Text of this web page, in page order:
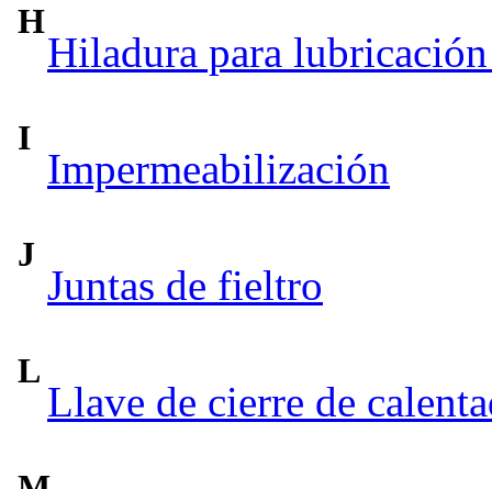
H
Hiladura para
I
Impermeabilización
J
Juntas de fieltro
L
Llave de cierre de